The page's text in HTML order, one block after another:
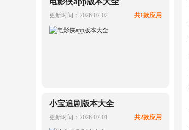
更新时间：2026-07-02 共1款应用
小宝追剧版本大全
更新时间：2026-07-01 共2款应用